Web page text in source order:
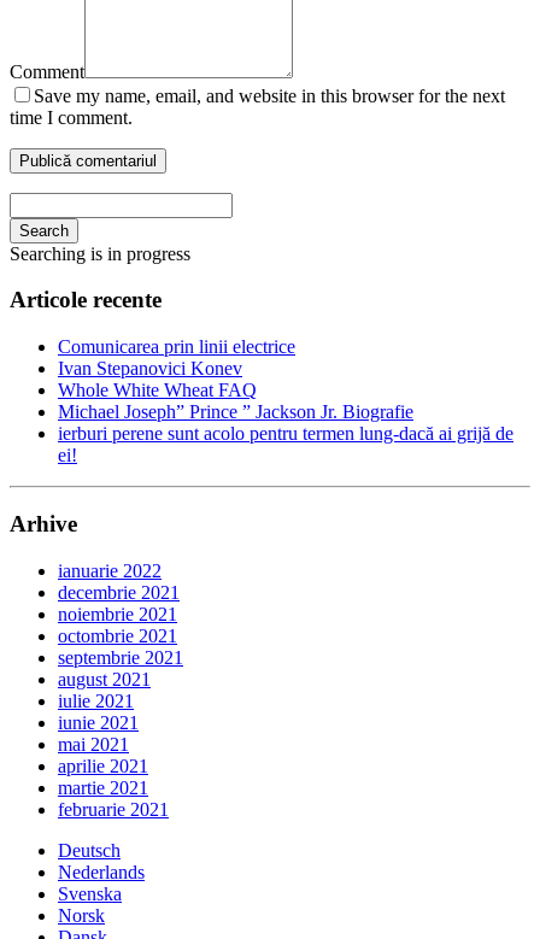
Comment
Save my name, email, and website in this browser for the next
time I comment.
Search
Searching is in progress
Articole recente
Comunicarea prin linii electrice
Ivan Stepanovici Konev
Whole White Wheat FAQ
Michael Joseph” Prince ” Jackson Jr. Biografie
ierburi perene sunt acolo pentru termen lung-dacă ai grijă de
ei!
Arhive
ianuarie 2022
decembrie 2021
noiembrie 2021
octombrie 2021
septembrie 2021
august 2021
iulie 2021
iunie 2021
mai 2021
aprilie 2021
martie 2021
februarie 2021
Deutsch
Nederlands
Svenska
Norsk